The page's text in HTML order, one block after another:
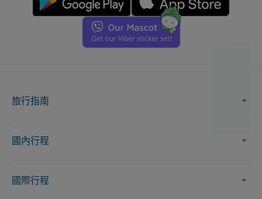
旅行指南
國內行程
國際行程